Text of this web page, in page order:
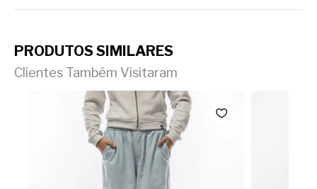
PRODUTOS SIMILARES
Clientes Também Visitaram